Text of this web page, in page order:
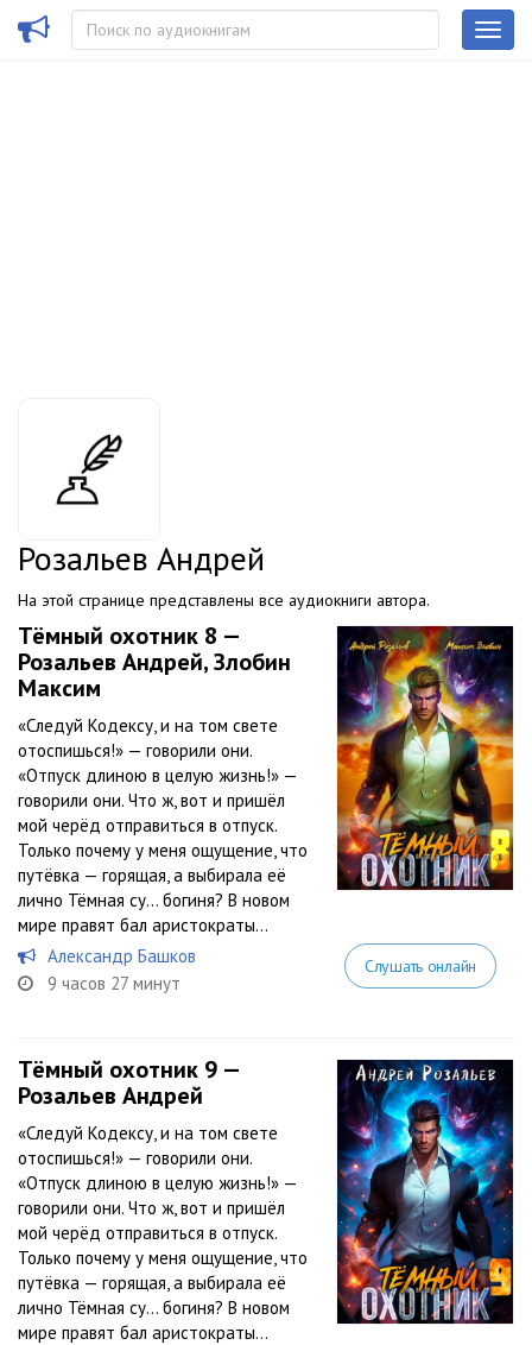
Розальев Андрей
На этой странице представлены все аудиокниги автора.
Тёмный охотник 8 —
Розальев Андрей, Злобин
Максим
«Следуй Кодексу, и на том свете
отоспишься!» — говорили они.
«Отпуск длиною в целую жизнь!» —
говорили они. Что ж, вот и пришёл
мой черёд отправиться в отпуск.
Только почему у меня ощущение, что
путёвка — горящая, а выбирала её
лично Тёмная су… богиня? В новом
мире правят бал аристократы...
Александр Башков
9 часов 27 минут
Слушать онлайн
Тёмный охотник 9 —
Розальев Андрей
«Следуй Кодексу, и на том свете
отоспишься!» — говорили они.
«Отпуск длиною в целую жизнь!» —
говорили они. Что ж, вот и пришёл
мой черёд отправиться в отпуск.
Только почему у меня ощущение, что
путёвка — горящая, а выбирала её
лично Тёмная су… богиня? В новом
мире правят бал аристократы...